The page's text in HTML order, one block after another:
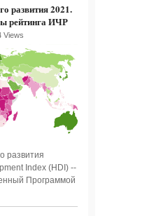
развития 2021.
рейтинга ИЧР
Views
развития
Index (HDI) --
Программой